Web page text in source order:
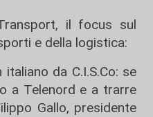
il focus sul
e della logistica:
da C.I.S.Co: se
a Telenord e a trarre
Gallo, presidente